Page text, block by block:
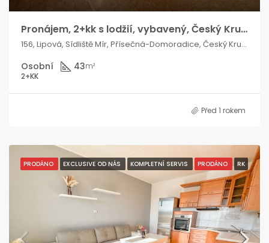
Pronájem, 2+kk s lodžií, vybavený, Český Krumlov
156, Lipová, Sídliště Mír, Přísečná-Domoradice, Český Krumlov, okres Český Krumlov, Jihočeský kraj, Jihozápad, 381 01, Česko
Osobní 43m²
2+KK
Před 1 rokem
PRODÁNO EXCLUSIVE OD NÁS KOMPLETNÍ SERVIS PRODÁNO RK